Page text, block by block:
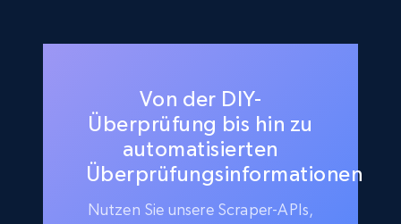
Von der DIY-
Überprüfung bis hin zu
automatisierten
Überprüfungsinformationen
Nutzen Sie unsere Scraper-APIs,